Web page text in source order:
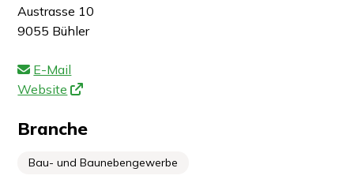
Austrasse 10
9055 Bühler
E-Mail
Website
Branche
Bau- und Baunebengewerbe